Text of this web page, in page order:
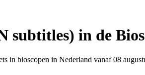
subtitles) in de
in bioscopen in Nederland vanaf 08